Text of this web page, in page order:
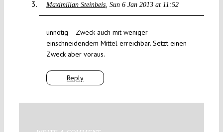
Maximilian Steinbeis Sun 6 Jan 2013 at 11:52
Reply
unnötig = Zweck auch mit weniger
einschneidendem Mittel erreichbar. Setzt einen
Zweck aber voraus.